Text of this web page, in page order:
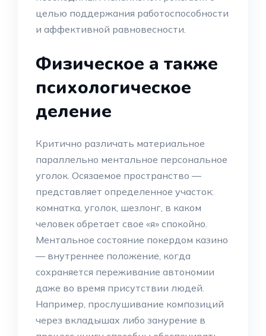
целью поддержания работоспособности
и аффективной равновесности.
Физическое а также
психологическое
деление
Критично различать материальное
параллельно ментальное персональное
уголок. Осязаемое пространство —
представляет определенное участок:
комнатка, уголок, шезлонг, в каком
человек обретает свое «я» спокойно.
Ментальное состояние покердом казино
— внутреннее положение, когда
сохраняется переживание автономии
даже во время присутствии людей.
Например, прослушивание композиций
через вкладышах либо занурение в